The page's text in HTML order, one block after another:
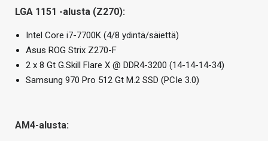
LGA 1151 -alusta (Z270):
Intel Core i7-7700K (4/8 ydintä/säiettä)
Asus ROG Strix Z270-F
2 x 8 Gt G.Skill Flare X @ DDR4-3200 (14-14-14-34)
Samsung 970 Pro 512 Gt M.2 SSD (PCIe 3.0)
AM4-alusta: